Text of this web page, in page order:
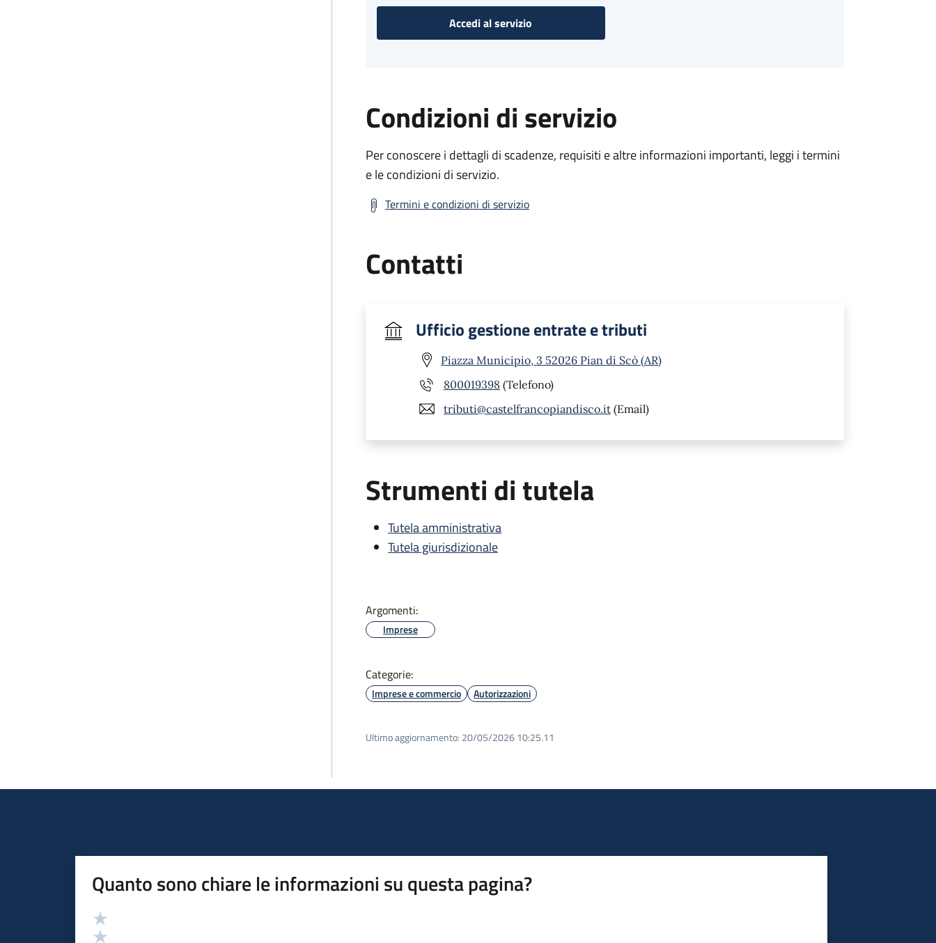
Accedi al servizio
Condizioni di servizio
Per conoscere i dettagli di scadenze, requisiti e altre informazioni importanti, leggi i termini
e le condizioni di servizio.
Termini e condizioni di servizio
Contatti
Ufficio gestione entrate e tributi
Piazza Municipio, 3 52026 Pian di Scò (AR)
800019398 (Telefono)
tributi@castelfrancopiandisco.it (Email)
Strumenti di tutela
Tutela amministrativa
Tutela giurisdizionale
Argomenti:
Imprese
Categorie:
Imprese e commercio Autorizzazioni
Ultimo aggiornamento: 20/05/2026 10:25.11
Quanto sono chiare le informazioni su questa pagina?
Valutazione